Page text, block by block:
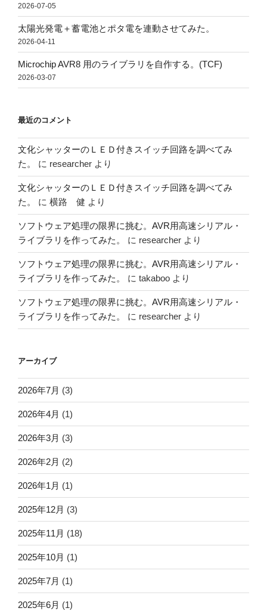
2026-07-05
太陽光発電＋蓄電池とポタ電を連動させてみた。
2026-04-11
Microchip AVR8 用のライブラリを自作する。(TCF)
2026-03-07
最近のコメント
文化シャッターのＬＥＤ付きスイッチ回路を調べてみ
た。
に researcher より
文化シャッターのＬＥＤ付きスイッチ回路を調べてみ
た。
に 横路 健 より
ソフトウェア処理の限界に挑む。AVR用高速シリアル・
ライブラリを作ってみた。
に researcher より
ソフトウェア処理の限界に挑む。AVR用高速シリアル・
ライブラリを作ってみた。
に takaboo より
ソフトウェア処理の限界に挑む。AVR用高速シリアル・
ライブラリを作ってみた。
に researcher より
アーカイブ
2026年7月 (3)
2026年4月 (1)
2026年3月 (3)
2026年2月 (2)
2026年1月 (1)
2025年12月 (3)
2025年11月 (18)
2025年10月 (1)
2025年7月 (1)
2025年6月 (1)